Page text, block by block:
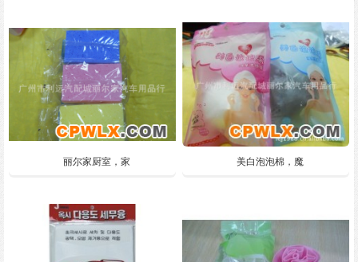
丽尔家厨室，家 美白泡泡棉，魔